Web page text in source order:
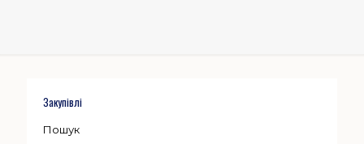
Закупівлі
Пошук